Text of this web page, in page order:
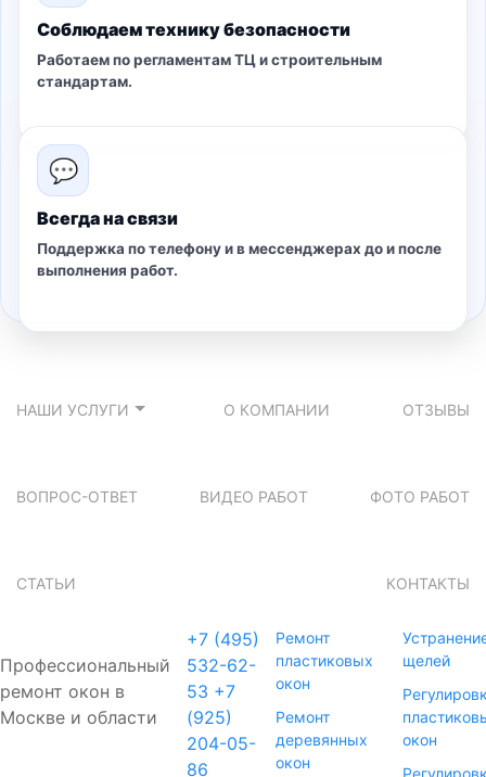
Соблюдаем технику безопасности
Работаем по регламентам ТЦ и строительным
стандартам.
💬
Всегда на связи
Поддержка по телефону и в мессенджерах до и после
выполнения работ.
НАШИ УСЛУГИ О КОМПАНИИ ОТЗЫВЫ
ВОПРОС-ОТВЕТ ВИДЕО РАБОТ ФОТО РАБОТ
СТАТЬИ КОНТАКТЫ
Профессиональный
ремонт окон в
Москве и области
+7 (495)
532-62-
53 +7
(925)
204-05-
86
Ремонт
пластиковых
окон
Ремонт
деревянных
окон
щелей
окон